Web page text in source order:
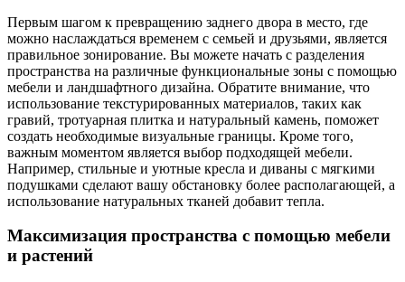
Первым шагом к превращению заднего двора в место, где
можно наслаждаться временем с семьей и друзьями, является
правильное зонирование. Вы можете начать с разделения
пространства на различные функциональные зоны с помощью
мебели и ландшафтного дизайна. Обратите внимание, что
использование текстурированных материалов, таких как
гравий, тротуарная плитка и натуральный камень, поможет
создать необходимые визуальные границы. Кроме того,
важным моментом является выбор подходящей мебели.
Например, стильные и уютные кресла и диваны с мягкими
подушками сделают вашу обстановку более располагающей, а
использование натуральных тканей добавит тепла.
Максимизация пространства с помощью мебели
и растений